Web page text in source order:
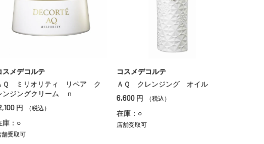
スメデコルテ
Ｑ ミリオリティ リペア ク
ンジングクリーム ｎ
円 （税込）
庫：○
舗受取可
コスメデコルテ
ＡＱ クレンジング オイル
6,600 円 （税込）
在庫：○
店舗受取可